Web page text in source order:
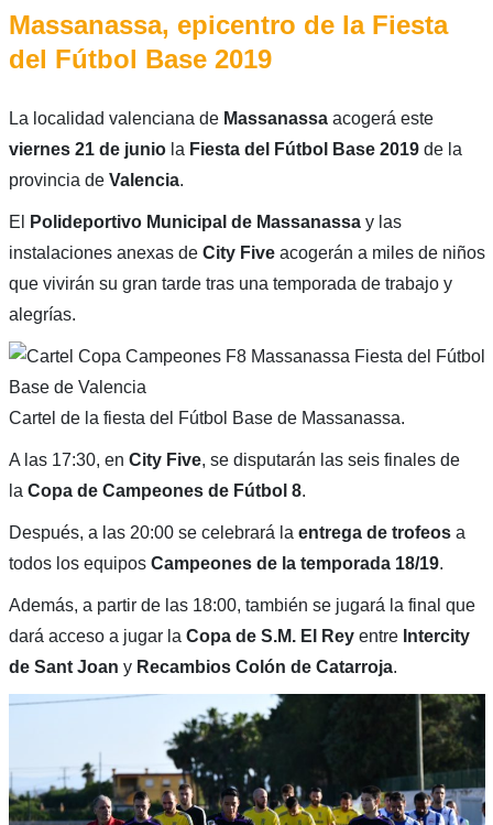
Massanassa, epicentro de la Fiesta
del Fútbol Base 2019
La localidad valenciana de Massanassaacogerá este
viernes 21 de juniola Fiesta del Fútbol Base 2019de la
provincia de Valencia.
El Polideportivo Municipal de Massanassay las
instalaciones anexas deCity Fiveacogerán a miles de niños
que vivirán su gran tarde tras una temporada de trabajo y
alegrías.
Cartel de la fiesta del Fútbol Base de Massanassa.
A las 17:30, en City Five, se disputarán las seis finales de
laCopa de Campeones de Fútbol 8.
Después, a las 20:00 se celebrará la entrega de trofeosa
todos los equipos Campeones de la temporada 18/19.
Además, a partir de las 18:00, también se jugará la final que
dará acceso a jugar la Copa de S.M. El Reyentre Intercity
de Sant Joan y Recambios Colón de Catarroja.